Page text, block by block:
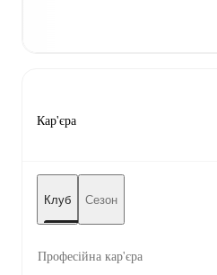
Кар'єра
Клуб Сезон
Професійна кар'єра